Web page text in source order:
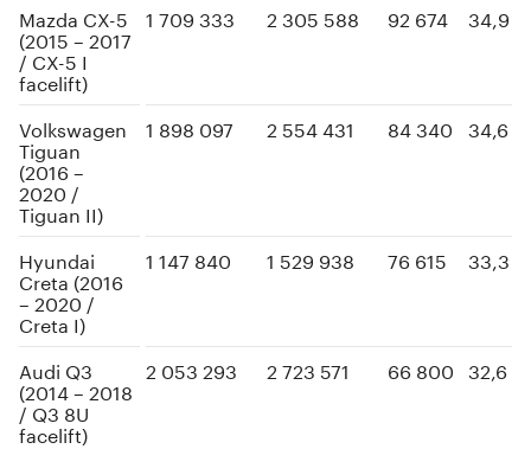
Mazda CX-5
(2015 – 2017
/ CX-5 I
facelift)
1 709 333 2 305 588 92 674 34,9
Volkswagen
Tiguan
(2016 –
2020 /
Tiguan II)
1 898 097 2 554 431 84 340 34,6
Hyundai
Creta (2016
– 2020 /
Creta I)
1 147 840 1 529 938 76 615 33,3
Audi Q3
(2014 – 2018
/ Q3 8U
facelift)
2 053 293 2 723 571 66 800 32,6